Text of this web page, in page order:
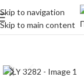
Skip to navigation
Skip to main content